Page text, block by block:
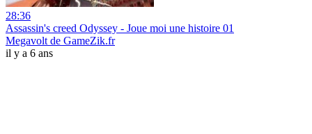
28:36
Assassin's creed Odyssey - Joue moi une histoire 01
Megavolt de GameZik.fr
il y a 6 ans